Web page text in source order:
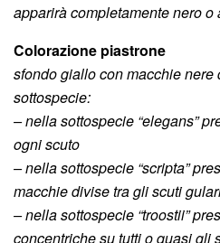
apparirà completamente nero o
Colorazione piastrone
sfondo giallo con macchie
sottospecie:
– nella sottospecie “elegans”
ogni scuto
– nella sottospecie “scripta”
macchie divise tra gli scuti
– nella sottospecie “troostii”
concentriche su tutti o quasi gli